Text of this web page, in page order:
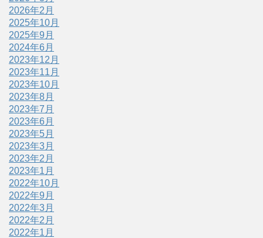
2026年2月
2025年10月
2025年9月
2024年6月
2023年12月
2023年11月
2023年10月
2023年8月
2023年7月
2023年6月
2023年5月
2023年3月
2023年2月
2023年1月
2022年10月
2022年9月
2022年3月
2022年2月
2022年1月